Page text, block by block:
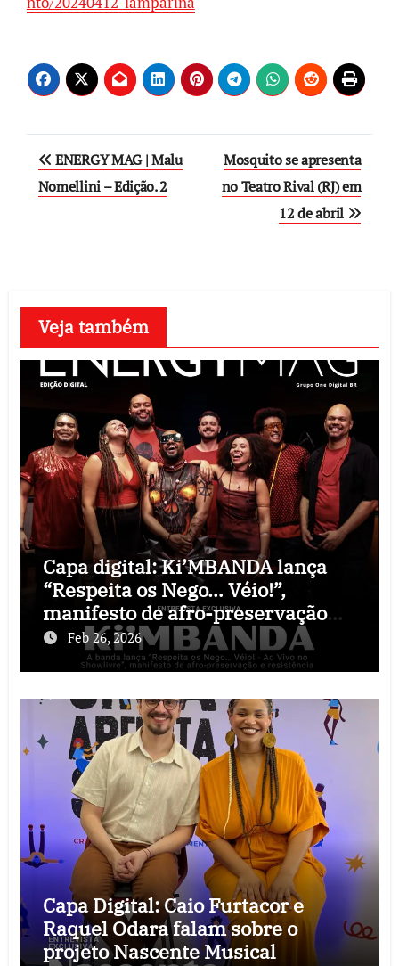
Post
navigation
ENERGY MAG | Malu
Nomellini – Edição. 2
Mosquito se apresenta
no Teatro Rival (RJ) em
12 de abril
Veja também
Capa digital: Ki’MBANDA lança
“Respeita os Nego… Véio!”,
manifesto de afro-preservação
que o rock precisava
Feb 26, 2026
Capa Digital: Caio Furtacor e
Raquel Odara falam sobre o
projeto Nascente Musical